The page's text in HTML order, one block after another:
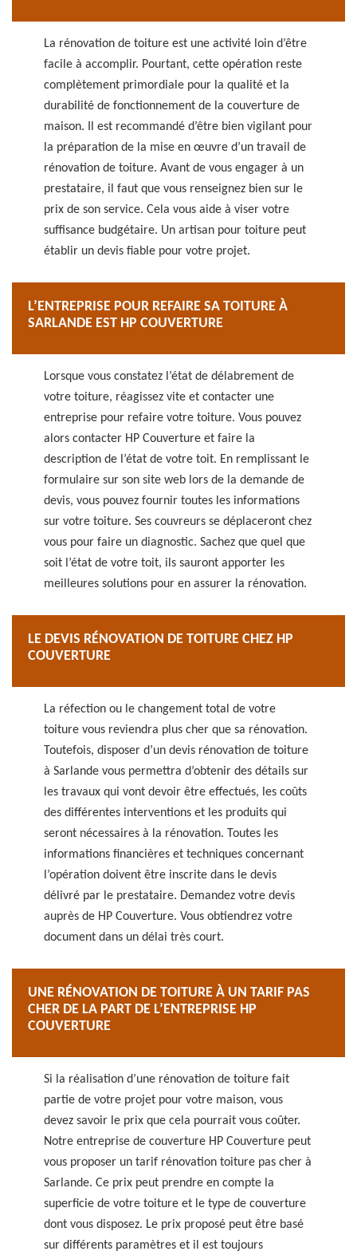
La rénovation de toiture est une activité loin d’être
facile à accomplir. Pourtant, cette opération reste
complètement primordiale pour la qualité et la
durabilité de fonctionnement de la couverture de
maison. Il est recommandé d’être bien vigilant pour
la préparation de la mise en œuvre d’un travail de
rénovation de toiture. Avant de vous engager à un
prestataire, il faut que vous renseignez bien sur le
prix de son service. Cela vous aide à viser votre
suffisance budgétaire. Un artisan pour toiture peut
établir un devis fiable pour votre projet.
L’ENTREPRISE POUR REFAIRE SA TOITURE À
SARLANDE EST HP COUVERTURE
Lorsque vous constatez l’état de délabrement de
votre toiture, réagissez vite et contacter une
entreprise pour refaire votre toiture. Vous pouvez
alors contacter HP Couverture et faire la
description de l’état de votre toit. En remplissant le
formulaire sur son site web lors de la demande de
devis, vous pouvez fournir toutes les informations
sur votre toiture. Ses couvreurs se déplaceront chez
vous pour faire un diagnostic. Sachez que quel que
soit l’état de votre toit, ils sauront apporter les
meilleures solutions pour en assurer la rénovation.
LE DEVIS RÉNOVATION DE TOITURE CHEZ HP
COUVERTURE
La réfection ou le changement total de votre
toiture vous reviendra plus cher que sa rénovation.
Toutefois, disposer d’un devis rénovation de toiture
à Sarlande vous permettra d’obtenir des détails sur
les travaux qui vont devoir être effectués, les coûts
des différentes interventions et les produits qui
seront nécessaires à la rénovation. Toutes les
informations financières et techniques concernant
l’opération doivent être inscrite dans le devis
délivré par le prestataire. Demandez votre devis
auprès de HP Couverture. Vous obtiendrez votre
document dans un délai très court.
UNE RÉNOVATION DE TOITURE À UN TARIF PAS
CHER DE LA PART DE L’ENTREPRISE HP
COUVERTURE
Si la réalisation d’une rénovation de toiture fait
partie de votre projet pour votre maison, vous
devez savoir le prix que cela pourrait vous coûter.
Notre entreprise de couverture HP Couverture peut
vous proposer un tarif rénovation toiture pas cher à
Sarlande. Ce prix peut prendre en compte la
superficie de votre toiture et le type de couverture
dont vous disposez. Le prix proposé peut être basé
sur différents paramètres et il est toujours